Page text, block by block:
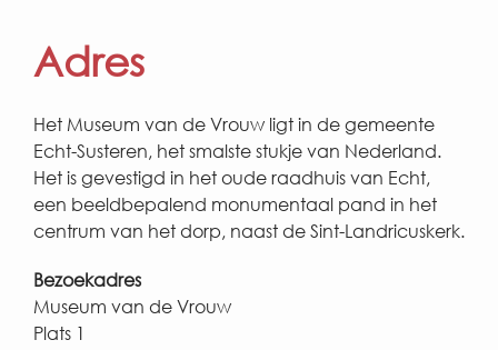
Adres
Het Museum van de Vrouw ligt in de gemeente
Echt-Susteren, het smalste stukje van Nederland.
Het is gevestigd in het oude raadhuis van Echt,
een beeldbepalend monumentaal pand in het
centrum van het dorp, naast de Sint-Landricuskerk.
Bezoekadres
Museum van de Vrouw
Plats 1